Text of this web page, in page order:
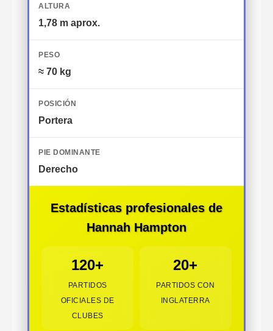
ALTURA
1,78 m aprox.
PESO
≈ 70 kg
POSICIÓN
Portera
PIE DOMINANTE
Derecho
Estadísticas profesionales de
Hannah Hampton
120+
PARTIDOS
OFICIALES DE
CLUBES
20+
PARTIDOS CON
INGLATERRA